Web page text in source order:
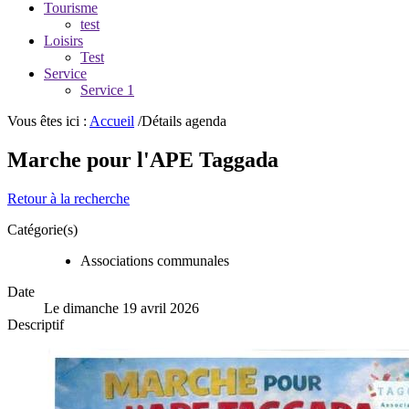
Tourisme
test
Loisirs
Test
Service
Service 1
Vous êtes ici : Accueil /Détails agenda
Marche pour l'APE Taggada
Retour à la recherche
Catégorie(s)
Associations communales
Date
Le dimanche 19 avril 2026
Descriptif